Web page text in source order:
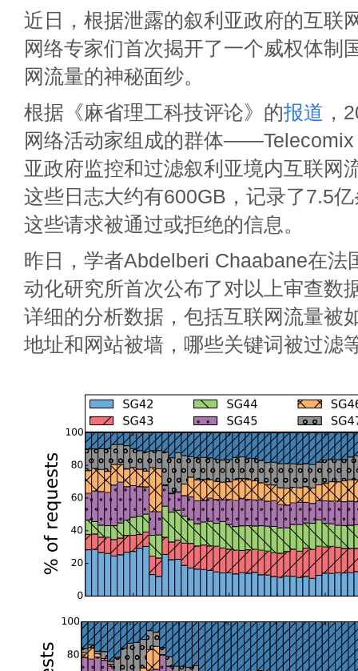
近日，根据泄露的叙利亚政府的互联
网络专家们首次揭开了一个威权体制
网流量的神秘面纱。
根据《麻省理工科技评论》的报道 ，
网络活动家组成的群体——Telecomix
亚政府监控和过滤叙利亚境内互联网
这些日志大约有600GB，记录了7.5
这些请求被通过或拒绝的信息。
昨日，学者Abdelberi Chaabane在法
动化研究所首次公布了对以上审查数
详细的分析数据，包括互联网流量被
地址和网站被墙，哪些关键词被过滤